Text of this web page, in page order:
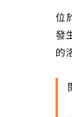
位
發
的